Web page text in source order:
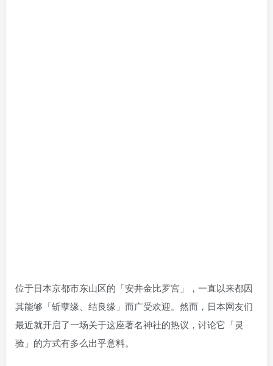
位于日本京都市东山区的「安井金比罗宫」，一直以来都因
其能够「斩孽缘、结良缘」而广受欢迎。然而，日本网友们
最近就开启了一场关于这座著名神社的热议，讨论它「灵
验」的方式有多么出乎意料。